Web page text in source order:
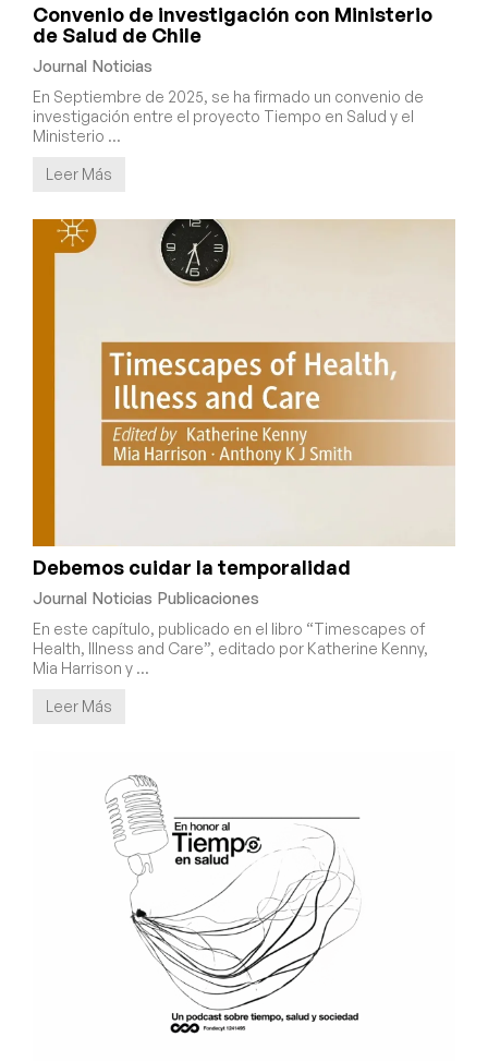
Convenio de investigación con Ministerio
de Salud de Chile
Journal Noticias
En Septiembre de 2025, se ha firmado un convenio de
investigación entre el proyecto Tiempo en Salud y el
Ministerio …
Leer Más
Debemos cuidar la temporalidad
Journal Noticias Publicaciones
En este capítulo, publicado en el libro “Timescapes of
Health, Illness and Care”, editado por Katherine Kenny,
Mia Harrison y …
Leer Más